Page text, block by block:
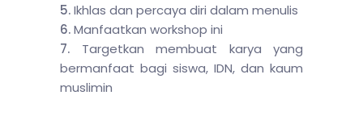
Ikhlas dan percaya diri dalam menulis
Manfaatkan workshop ini
Targetkan membuat karya yang
bermanfaat bagi siswa, IDN, dan kaum
muslimin